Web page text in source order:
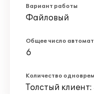
Вариант работы
Файловый
Общее число
6
Количество
Толстый клиент: